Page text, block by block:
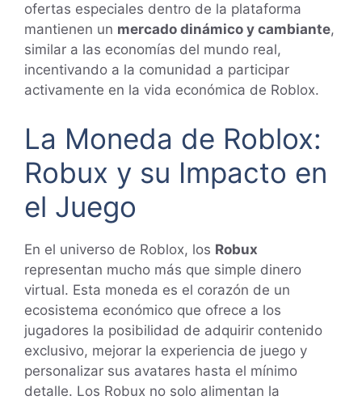
ofertas especiales dentro de la plataforma
mantienen un mercado dinámico y cambiante,
similar a las economías del mundo real,
incentivando a la comunidad a participar
activamente en la vida económica de Roblox.
La Moneda de Roblox:
Robux y su Impacto en
el Juego
En el universo de Roblox, los Robux
representan mucho más que simple dinero
virtual. Esta moneda es el corazón de un
ecosistema económico que ofrece a los
jugadores la posibilidad de adquirir contenido
exclusivo, mejorar la experiencia de juego y
personalizar sus avatares hasta el mínimo
detalle. Los Robux no solo alimentan la